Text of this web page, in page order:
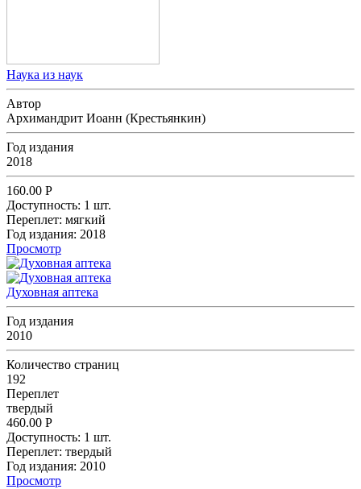
Наука из наук
Автор
Архимандрит Иоанн (Крестьянкин)
Год издания
2018
160.00 Р
Доступность: 1 шт.
Переплет: мягкий
Год издания: 2018
Просмотр
Духовная аптека
Год издания
2010
Количество страниц
192
Переплет
твердый
460.00 Р
Доступность: 1 шт.
Переплет: твердый
Год издания: 2010
Просмотр